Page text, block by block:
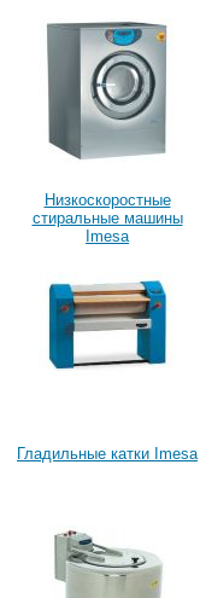
Низкоскоростные
стиральные машины
Imesa
Гладильные катки Imesa